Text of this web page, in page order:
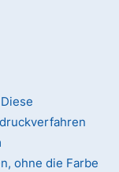
Diese
ohne die Farbe